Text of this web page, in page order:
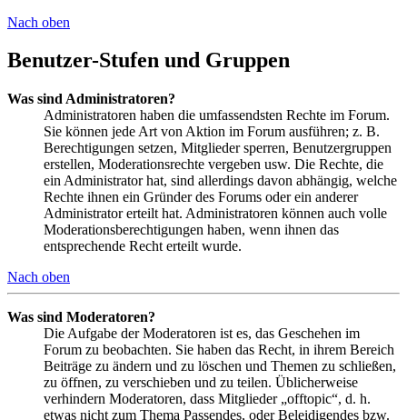
Nach oben
Benutzer-Stufen und Gruppen
Was sind Administratoren?
Administratoren haben die umfassendsten Rechte im Forum.
Sie können jede Art von Aktion im Forum ausführen; z. B.
Berechtigungen setzen, Mitglieder sperren, Benutzergruppen
erstellen, Moderationsrechte vergeben usw. Die Rechte, die
ein Administrator hat, sind allerdings davon abhängig, welche
Rechte ihnen ein Gründer des Forums oder ein anderer
Administrator erteilt hat. Administratoren können auch volle
Moderationsberechtigungen haben, wenn ihnen das
entsprechende Recht erteilt wurde.
Nach oben
Was sind Moderatoren?
Die Aufgabe der Moderatoren ist es, das Geschehen im
Forum zu beobachten. Sie haben das Recht, in ihrem Bereich
Beiträge zu ändern und zu löschen und Themen zu schließen,
zu öffnen, zu verschieben und zu teilen. Üblicherweise
verhindern Moderatoren, dass Mitglieder „offtopic“, d. h.
etwas nicht zum Thema Passendes, oder Beleidigendes bzw.